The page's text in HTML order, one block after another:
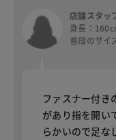
店舗スタッ
身長：
普段のサ
ファスナー付き
があり指を開い
らかいので足な